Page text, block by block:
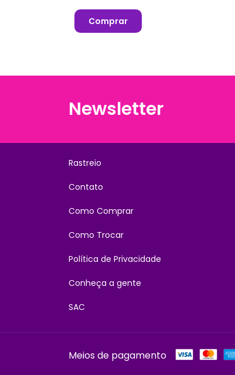
Comprar
Newsletter
Rastreio
Contato
Como Comprar
Como Trocar
Política de Privacidade
Conheça a gente
SAC
Meios de pagamento